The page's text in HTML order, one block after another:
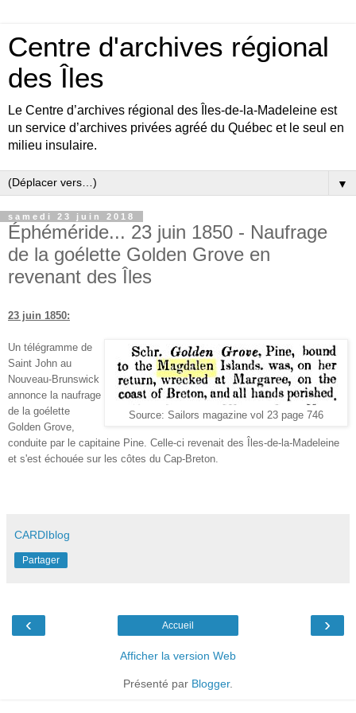
Centre d'archives régional
des Îles
Le Centre d’archives régional des Îles-de-la-Madeleine est
un service d’archives privées agréé du Québec et le seul en
milieu insulaire.
▼
samedi 23 juin 2018
Éphéméride... 23 juin 1850 - Naufrage
de la goélette Golden Grove en
revenant des Îles
23 juin 1850:
Source: Sailors magazine vol 23 page 746
Un télégramme de
Saint John au
Nouveau-Brunswick
annonce la naufrage
de la goélette
Golden Grove,
conduite par le capitaine Pine. Celle-ci revenait des Îles-de-la-Madeleine
et s'est échouée sur les côtes du Cap-Breton.
CARDIblog
Partager
‹ ›
Accueil
Afficher la version Web
Présenté par Blogger.